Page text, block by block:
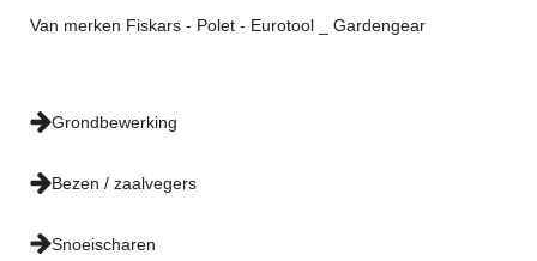
Van merken Fiskars - Polet - Eurotool _ Gardengear
Grondbewerking
Bezen / zaalvegers
Snoeischaren